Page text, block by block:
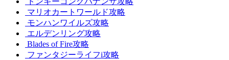
マリオカートワールド攻略
モンハンワイルズ攻略
エルデンリング攻略
Blades of Fire攻略
ファンタジーライフi攻略